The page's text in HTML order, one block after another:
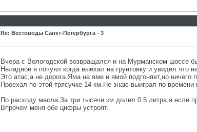
Re: Вестоводы Санкт-Петербурга - 3
Вчера с Вологодской возвращался и на Мурманском шоссе
Неладное я почуял когда выехал на грунтовку и увидел что
Это атас,а не дорога.Яма на яме и ямой подгоняет,но
Проехал по этой трясучке 14 км.Не знаю выиграл по времени
По расходу масла.За три тысячи км долил 0.5 литра,а если
Впрочем меня обе цифры устроят.